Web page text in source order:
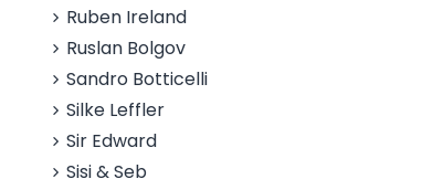
Ruben Ireland
Ruslan Bolgov
Sandro Botticelli
Silke Leffler
Sir Edward
Sisi & Seb